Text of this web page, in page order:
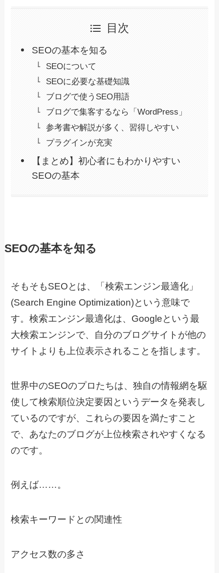
目次
SEOの基本を知る
SEOについて
SEOに必要な基礎知識
ブログで使うSEO用語
ブログで集客するなら「WordPress」
参考書や解説が多く、習得しやすい
プラグインが充実
【まとめ】初心者にもわかりやすい
SEOの基本
SEOの基本を知る
そもそもSEOとは、「検索エンジン最適化」
(Search Engine Optimization)という意味で
す。検索エンジン最適化は、Googleという最
大検索エンジンで、自分のブログサイトが他の
サイトよりも上位表示されることを指します。
世界中のSEOのプロたちは、独自の情報網を駆
使して検索順位決定要因というデータを発表し
ているのですが、これらの要因を満たすこと
で、あなたのブログが上位検索されやすくなる
のです。
例えば……。
検索キーワードとの関連性
アクセス数の多さ